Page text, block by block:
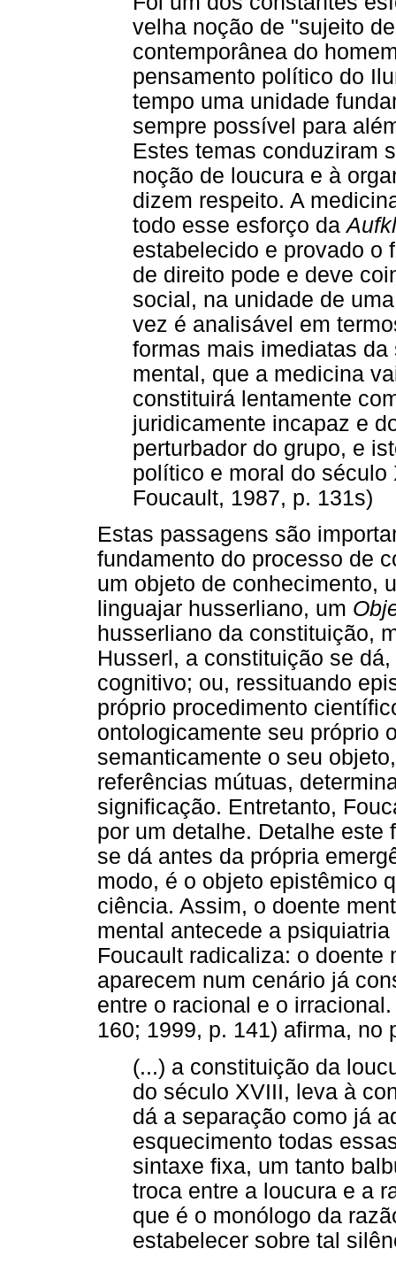
velha noção de "sujeito
contemporânea do
pensamento político do
tempo uma unidade
sempre possível para
Estes temas conduziram
noção de loucura e à
dizem respeito. A
todo esse esforço da
estabelecido e provado o
de direito pode e deve
social, na unidade de
vez é analisável em
formas mais imediatas
mental, que a medicina
constituirá lentamente
juridicamente incapaz e
perturbador do grupo, e
político e moral do
Foucault, 1987, p. 131s)
Estas passagens são
fundamento do processo de
um objeto de conhecimento,
linguajar husserliano, um
husserliano da constituição,
Husserl, a constituição se
cognitivo; ou, ressituando
próprio procedimento
ontologicamente seu próprio
semanticamente o seu
referências mútuas,
significação. Entretanto,
por um detalhe. Detalhe este
se dá antes da própria
modo, é o objeto epistêmico
ciência. Assim, o doente
mental antecede a
Foucault radicaliza: o doente
aparecem num cenário já
entre o racional e o
160; 1999, p. 141) afirma, no
(...) a constituição da
do século XVIII, leva à
dá a separação como já
esquecimento todas
sintaxe fixa, um tanto
troca entre a loucura e a
que é o monólogo da
estabelecer sobre tal